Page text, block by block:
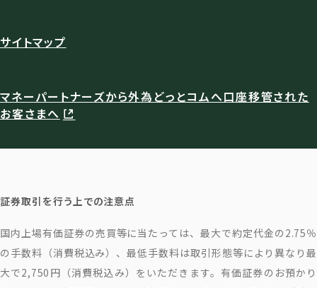
サイトマップ
マネーパートナーズから外為どっとコムへ口座移管された
お客さまへ
証券取引を行う上での注意点
国内上場有価証券の売買等に当たっては、最大で約定代金の2.75％
の手数料（消費税込み）、最低手数料は取引形態等により異なり最
大で2,750円（消費税込み）をいただきます。有価証券のお預かり